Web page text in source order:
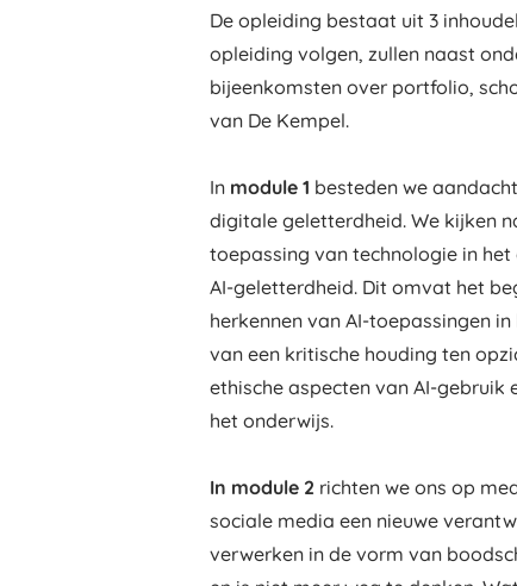
De opleiding bestaat uit 3
opleiding volgen, zullen naast
bijeenkomsten over portfolio,
van De Kempel.
In module 1 besteden we
digitale geletterdheid. We kijken
toepassing van technologie in
AI-geletterdheid. Dit omvat het
herkennen van AI-toepassingen
van een kritische houding ten
ethische aspecten van AI-
het onderwijs.
In module 2 richten we ons op
sociale media een nieuwe
verwerken in de vorm van